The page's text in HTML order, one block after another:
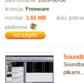
licencja: Freeware
rozmiar: 1.65 MB ilość
platforma:
plikami...